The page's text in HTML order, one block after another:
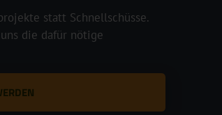
statt Schnellschüsse.
die dafür nötige